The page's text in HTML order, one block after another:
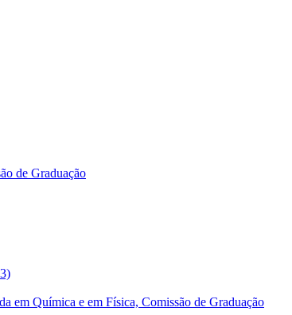
de Graduação
em Química e em Física, Comissão de Graduação